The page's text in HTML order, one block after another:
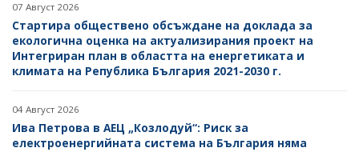
07 Август 2026
Стартира обществено обсъждане на доклада за
екологична оценка на актуализирания проект на
Интегриран план в областта на енергетиката и
климата на Република България 2021-2030 г.
04 Август 2026
Ива Петрова в АЕЦ „Козлодуй“: Риск за
електроенергийната система на България няма
НЕМЕТАЛНИ ПОЛЕЗНИ ИЗКОПАЕМИ -
ИНДУСТРИАЛНИ МИНЕРАЛИ
НЕФТ И ПРИРОДЕН ГАЗ
ТВЪРДИ ГОРИВА
СТРОИТЕЛНИ МАТЕРИАЛИ